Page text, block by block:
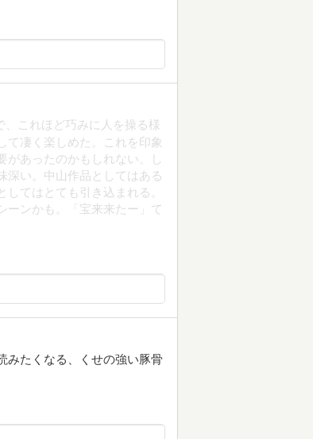
これほど巧みに人を操る様
て凄く楽しめた。これを印象
あったのかもしれない。し
深い。中山作品としてはある
てはとても引き込まれる。
ーンかも。「宝来来たー」て
みたくなる、くせの強い豚骨